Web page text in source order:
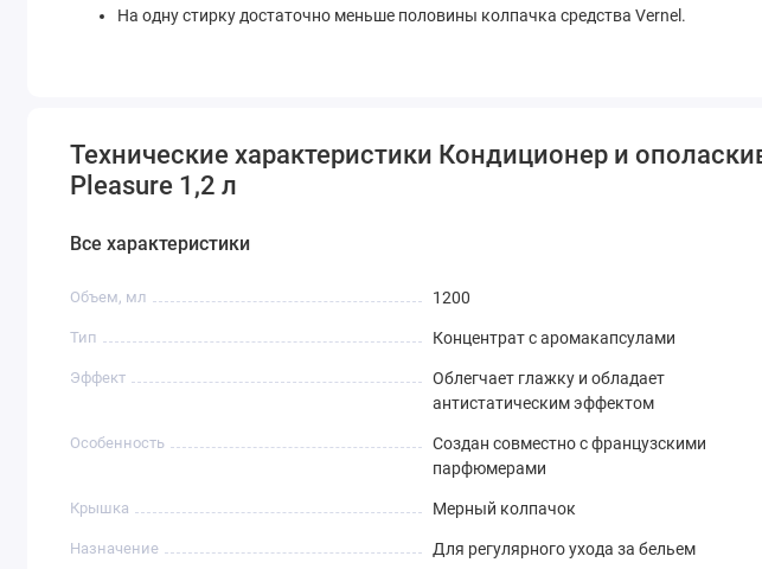
На одну стирку достаточно меньше половины колпачка средства Vernel.
Технические характеристики Кондиционер и
Pleasure 1,2 л
Все характеристики
Объем, мл 1200
Тип Концентрат с аромакапсулами
Эффект
Облегчает глажку и обладает
антистатическим эффектом
Особенность
Cоздан совместно с французскими
парфюмерами
Крышка Мерный колпачок
Назначение Для регулярного ухода за бельем